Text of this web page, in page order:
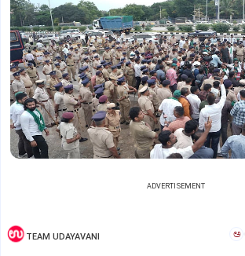
ADVERTISEMENT
TEAM UDAYAVANI ಅ